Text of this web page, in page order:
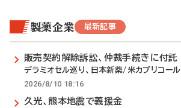
製薬企業 最新記事
販売契約解除訴訟、仲裁手続きに付託
デラミオセル巡り、日本新薬/米カプリコール
2026/8/10 18:16
久光、熊本地震で義援金